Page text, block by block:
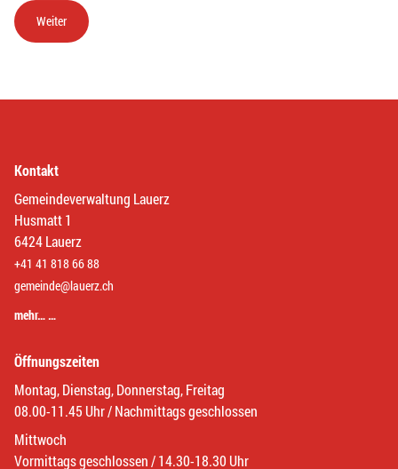
Kontakt
Gemeindeverwaltung Lauerz
Husmatt 1
6424 Lauerz
+41 41 818 66 88
gemeinde@lauerz.ch
mehr… …
Öffnungszeiten
Montag, Dienstag, Donnerstag, Freitag
08.00-11.45 Uhr / Nachmittags geschlossen
Mittwoch
Vormittags geschlossen / 14.30-18.30 Uhr